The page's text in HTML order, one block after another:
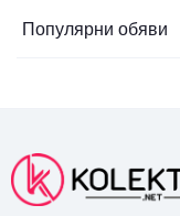
Популярни обяви